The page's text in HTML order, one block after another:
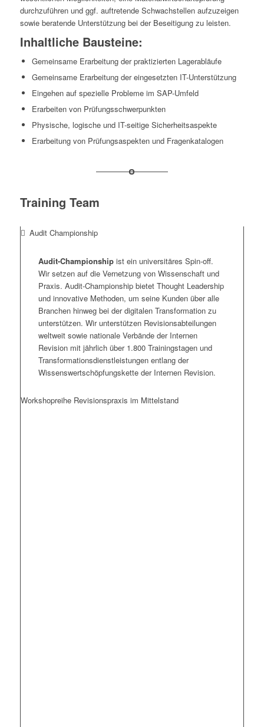
durchzuführen und ggf. auftretende Schwachstellen aufzuzeigen
sowie beratende Unterstützung bei der Beseitigung zu leisten.
Inhaltliche Bausteine:
Gemeinsame Erarbeitung der praktizierten Lagerabläufe
Gemeinsame Erarbeitung der eingesetzten IT-Unterstützung
Eingehen auf spezielle Probleme im SAP-Umfeld
Erarbeiten von Prüfungsschwerpunkten
Physische, logische und IT-seitige Sicherheitsaspekte
Erarbeitung von Prüfungsaspekten und Fragenkatalogen
Training Team
Audit Championship
Audit-Championship ist ein universitäres Spin-off.
Wir setzen auf die Vernetzung von Wissenschaft und
Praxis. Audit-Championship bietet Thought Leadership
und innovative Methoden, um seine Kunden über alle
Branchen hinweg bei der digitalen Transformation zu
unterstützen. Wir unterstützen Revisionsabteilungen
weltweit sowie nationale Verbände der Internen
Revision mit jährlich über 1.800 Trainingstagen und
Transformationsdienstleistungen entlang der
Wissenswertschöpfungskette der Internen Revision.
Workshopreihe Revisionspraxis im Mittelstand